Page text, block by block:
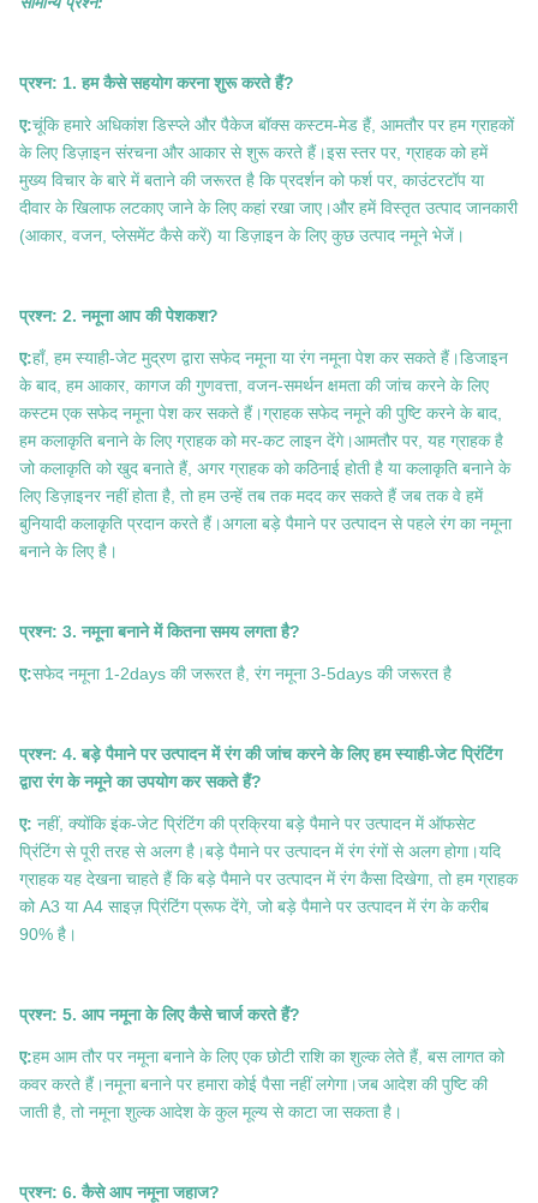
प्रश्न: 1. हम कैसे सहयोग करना शुरू करते हैं?
ए:चूंकि हमारे अधिकांश डिस्प्ले और पैकेज बॉक्स कस्टम-मेड हैं, आमतौर पर हम ग्राहकों
के लिए डिज़ाइन संरचना और आकार से शुरू करते हैं।इस स्तर पर, ग्राहक को हमें
मुख्य विचार के बारे में बताने की जरूरत है कि प्रदर्शन को फर्श पर, काउंटरटॉप या
दीवार के खिलाफ लटकाए जाने के लिए कहां रखा जाए।और हमें विस्तृत उत्पाद जानकारी
(आकार, वजन, प्लेसमेंट कैसे करें) या डिज़ाइन के लिए कुछ उत्पाद नमूने भेजें।
प्रश्न: 2. नमूना आप की पेशकश?
ए:हाँ, हम स्याही-जेट मुद्रण द्वारा सफेद नमूना या रंग नमूना पेश कर सकते हैं।डिजाइन
के बाद, हम आकार, कागज की गुणवत्ता, वजन-समर्थन क्षमता की जांच करने के लिए
कस्टम एक सफेद नमूना पेश कर सकते हैं।ग्राहक सफेद नमूने की पुष्टि करने के बाद,
हम कलाकृति बनाने के लिए ग्राहक को मर-कट लाइन देंगे।आमतौर पर, यह ग्राहक है
जो कलाकृति को खुद बनाते हैं, अगर ग्राहक को कठिनाई होती है या कलाकृति बनाने के
लिए डिज़ाइनर नहीं होता है, तो हम उन्हें तब तक मदद कर सकते हैं जब तक वे हमें
बुनियादी कलाकृति प्रदान करते हैं।अगला बड़े पैमाने पर उत्पादन से पहले रंग का नमूना
बनाने के लिए है।
प्रश्न: 3. नमूना बनाने में कितना समय लगता है?
ए:सफेद नमूना 1-2days की जरूरत है, रंग नमूना 3-5days की जरूरत है
प्रश्न: 4. बड़े पैमाने पर उत्पादन में रंग की जांच करने के लिए हम स्याही-जेट प्रिंटिंग
द्वारा रंग के नमूने का उपयोग कर सकते हैं?
ए: नहीं, क्योंकि इंक-जेट प्रिंटिंग की प्रक्रिया बड़े पैमाने पर उत्पादन में ऑफसेट
प्रिंटिंग से पूरी तरह से अलग है।बड़े पैमाने पर उत्पादन में रंग रंगों से अलग होगा।यदि
ग्राहक यह देखना चाहते हैं कि बड़े पैमाने पर उत्पादन में रंग कैसा दिखेगा, तो हम ग्राहक
को A3 या A4 साइज़ प्रिंटिंग प्रूफ देंगे, जो बड़े पैमाने पर उत्पादन में रंग के करीब
90% है।
प्रश्न: 5. आप नमूना के लिए कैसे चार्ज करते हैं?
ए:हम आम तौर पर नमूना बनाने के लिए एक छोटी राशि का शुल्क लेते हैं, बस लागत को
कवर करते हैं।नमूना बनाने पर हमारा कोई पैसा नहीं लगेगा।जब आदेश की पुष्टि की
जाती है, तो नमूना शुल्क आदेश के कुल मूल्य से काटा जा सकता है।
प्रश्न: 6. कैसे आप नमूना जहाज?